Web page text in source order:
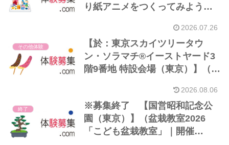
り紙アニメをつくってみよう！
2026.07.26
その他体験
【於：東京スカイツリータウ
ン・ソラマチ®イーストヤード3
階9番地 特設会場（東京）】（食
プ「チョコバナナ」｜開催8/7・
8・9）※4歳以上
2026.08.06
終了
※募集終了 【国営昭和記念公
園（東京）】（盆栽教室2026
「こども盆栽教室」｜開催